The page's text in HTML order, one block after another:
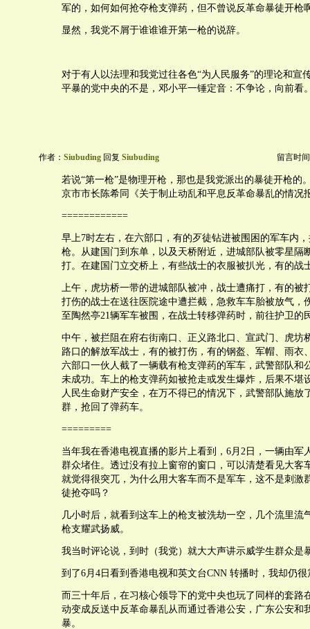
军的，如何如何抢夺枪支弹药，但不曾说反革命暴徒开枪
显然，我党不屑于谁谁谁开第一枪的说辞。
对于有人以法理和我党过往各色“为人民服务”的理论和宣
平暴的党中央的不是，邓小平一锤定音：不争论，向前看
作者： Siubuding 回复 Siubuding 留言时
若说“第一枪”是物理开枪，那也是我党派出的暴徒开枪的
京市市长陈希同《关于制止动乱和平息反革命暴乱的情况
============
早上7时左右，在六部口，有的歹徒钻进被围困的军车内
枪。从建国门到东单，以及天桥附近，进城部队被零星隔
打。在建国门立交桥上，有些战士的衣服被扒光，有的战
上午，虎坊桥一带的进城部队被冲，战士遭痛打，有的被
打伤的战士在送往医院途中遭拦截，急救车车胎被放气，
至陶然亭21辆军车被围，在战士转移弹药时，前往护卫的
中午，被拦阻在府右街南口、正义路北口、宣武门、虎坊
路口的解放军战士，有的被打伤，有的钢盔、军帽、雨衣
六部口一伙人截了一辆载有枪支弹药的军车，武警部队和
未成功。车上的枪支弹药如被抢走或发生爆炸，后果不堪
人民生命财产安全，在万不得已的情况下，武警部队施放
群，抢回了弹药车。
=========
当年我在香港电视直播的影片上看到，6月2日，一辆由军
群众堵住。透过没有拉上窗帘的窗口，可以清楚看见大客
就觉得很突兀，为什么用大客车而不是军车，这不是刺激
徒抢夺吗？
几小时后，就看到这车上的枪支被洗劫一空，几个流里流
枪支耀武扬威。
我当时评论说，到时（我党）就大大声讲示威学生群众是
到了6月4日看到香港电视和英文台CNN 转播时，我却仍
而三十年后，在习核心领导下的党中央也玩了同样的套路
动变成反送中反革命暴乱从而通过香港公安，广东公安和
暴。